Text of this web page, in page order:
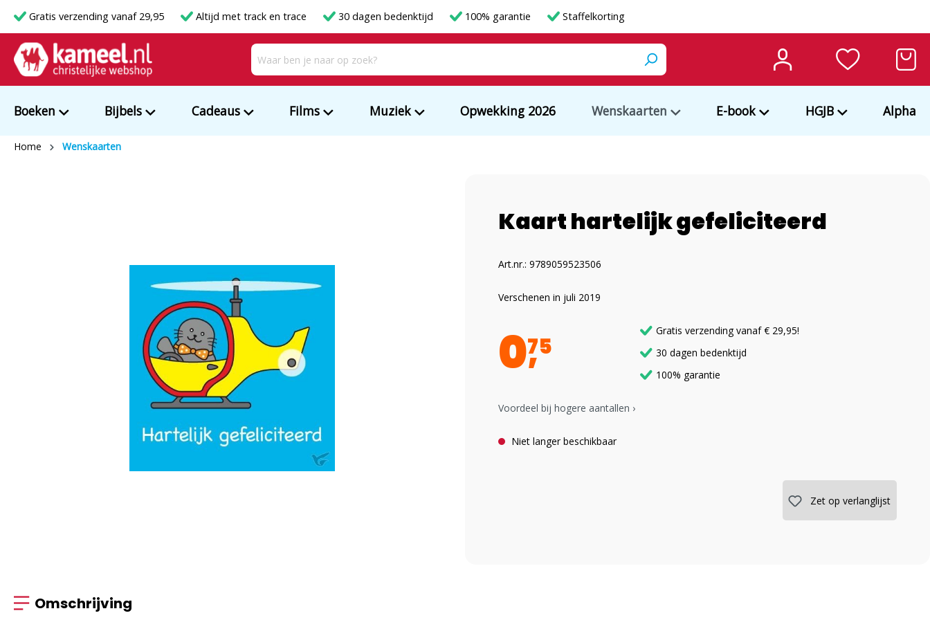
Gratis verzending vanaf 29,95 Altijd met track en trace 30 dagen bedenktijd 100% garantie Staffelkorting
Boeken Bijbels Cadeaus Films Muziek Opwekking 2026 Wenskaarten E-book HGJB Alpha
Home Wenskaarten
Kaart hartelijk gefeliciteerd
Art.nr.: 9789059523506
Verschenen in juli 2019
075
Gratis verzending vanaf € 29,95!
30 dagen bedenktijd
100% garantie
Voordeel bij hogere aantallen ›
Niet langer beschikbaar
Zet op verlanglijst
Omschrijving